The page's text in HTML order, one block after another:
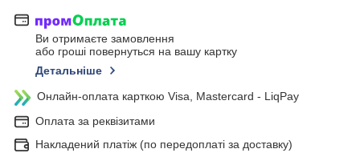
Ви отримаєте замовлення
або гроші повернуться на вашу картку
Детальніше
Онлайн-оплата карткою Visa, Mastercard - LiqPay
Оплата за реквізитами
Накладений платіж (по передоплаті за доставку)